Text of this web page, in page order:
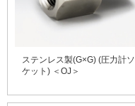
ステンレス製(G×G) (圧力計ソ
ケット) ＜OJ＞